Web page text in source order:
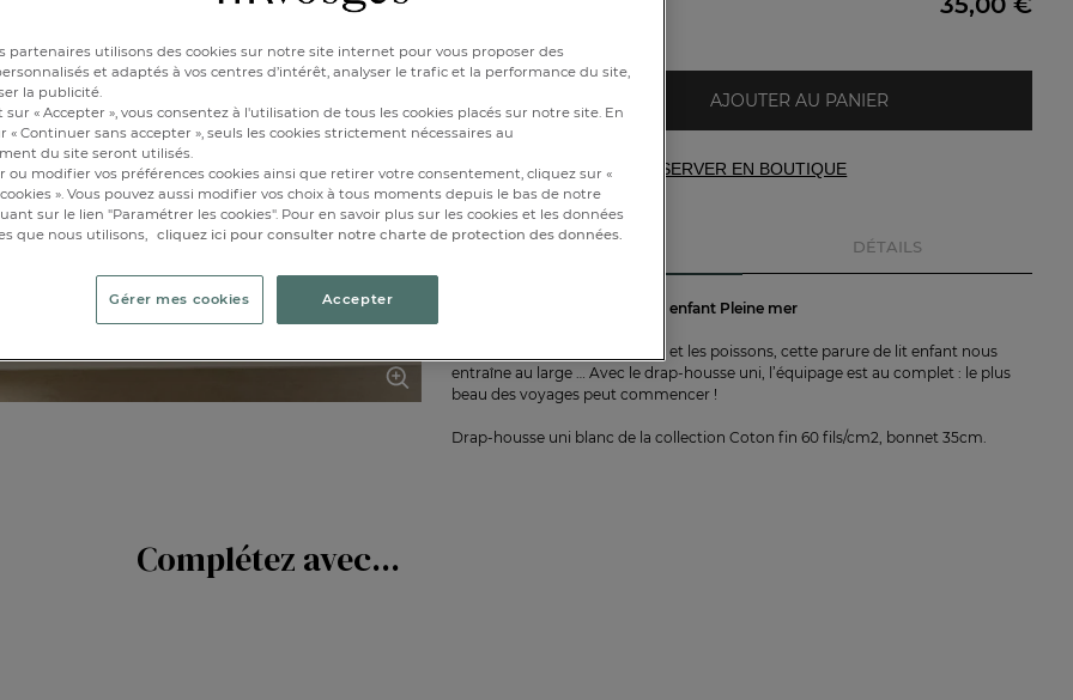
AJOUTER AU PANIER
RÉSERVER EN BOUTIQUE
DÉTAILS
Caractéristiques Drap-housse enfant Pleine mer
Entre les bateaux, les pieuvres et les poissons, cette parure de lit enfant nous
entraîne au large … Avec le drap-housse uni, l’équipage est au complet : le plus
beau des voyages peut commencer !
Drap-housse uni blanc de la collection Coton fin 60 fils/cm2, bonnet 35cm.
Complétez avec...
partenaires utilisons des cookies sur notre site internet pour vous proposer des
et adaptés à vos centres d’intérêt, analyser le trafic et la performance du site,
la publicité.
sur « Accepter », vous consentez à l'utilisation de tous les cookies placés sur notre site. En
« Continuer sans accepter », seuls les cookies strictement nécessaires au
du site seront utilisés.
ou modifier vos préférences cookies ainsi que retirer votre consentement, cliquez sur «
». Vous pouvez aussi modifier vos choix à tous moments depuis le bas de notre
sur le lien "Paramétrer les cookies". Pour en savoir plus sur les cookies et les données
que nous utilisons, cliquez ici pour consulter notre charte de protection des données.
Gérer mes cookies Accepter